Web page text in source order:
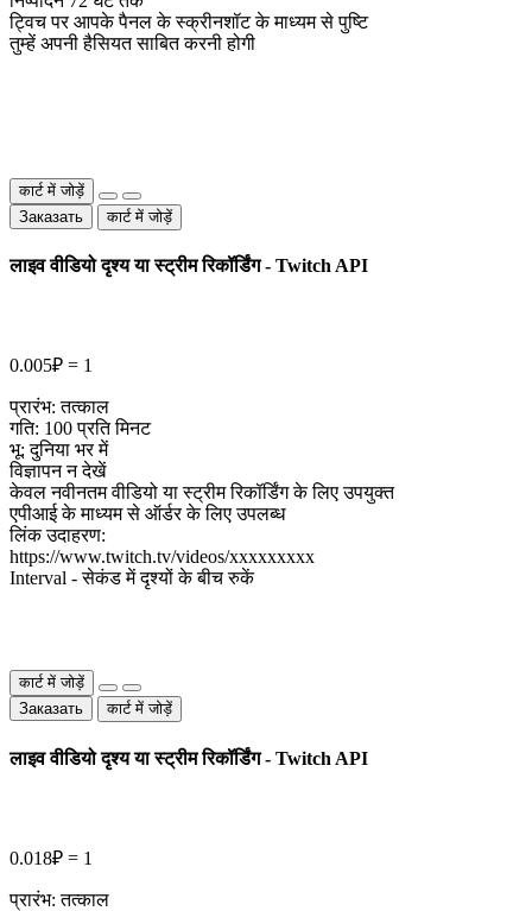
ट्विच पर आपके पैनल के स्क्रीनशॉट के माध्यम से पुष्टि
तुम्हें अपनी हैसियत साबित करनी होगी
कार्ट में जोड़ें
Заказать
कार्ट में जोड़ें
लाइव वीडियो दृश्य या स्ट्रीम रिकॉर्डिंग - Twitch API
0.005₽ = 1
प्रारंभ: तत्काल
गति: 100 प्रति मिनट
भू: दुनिया भर में
विज्ञापन न देखें
केवल नवीनतम वीडियो या स्ट्रीम रिकॉर्डिंग के लिए उपयुक्त
एपीआई के माध्यम से ऑर्डर के लिए उपलब्ध
लिंक उदाहरण:
https://www.twitch.tv/videos/ххххххххх
Interval - सेकंड में दृश्यों के बीच रुकें
कार्ट में जोड़ें
Заказать
कार्ट में जोड़ें
लाइव वीडियो दृश्य या स्ट्रीम रिकॉर्डिंग - Twitch API
0.018₽ = 1
प्रारंभ: तत्काल